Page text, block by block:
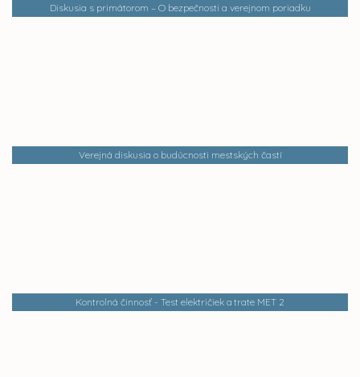
Diskusia s primátorom – O bezpečnosti a verejnom poriadku
Verejná diskusia o budúcnosti mestských častí
Kontrolná činnosť - Test električiek a trate MET 2